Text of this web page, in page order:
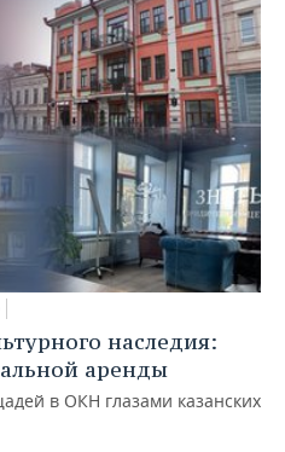
наследия:
аренды
в ОКН глазами казанских